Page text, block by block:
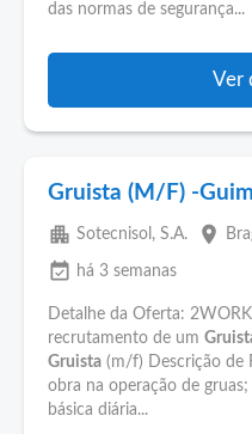
das normas de segurança...
Ver
Gruista (M/F) -
apartment Sotecnisol, S.A. place
event_available há 3 semanas
Detalhe da Oferta:
recrutamento de um
Gruista (m/f) Descrição de
obra na operação de
básica diária...